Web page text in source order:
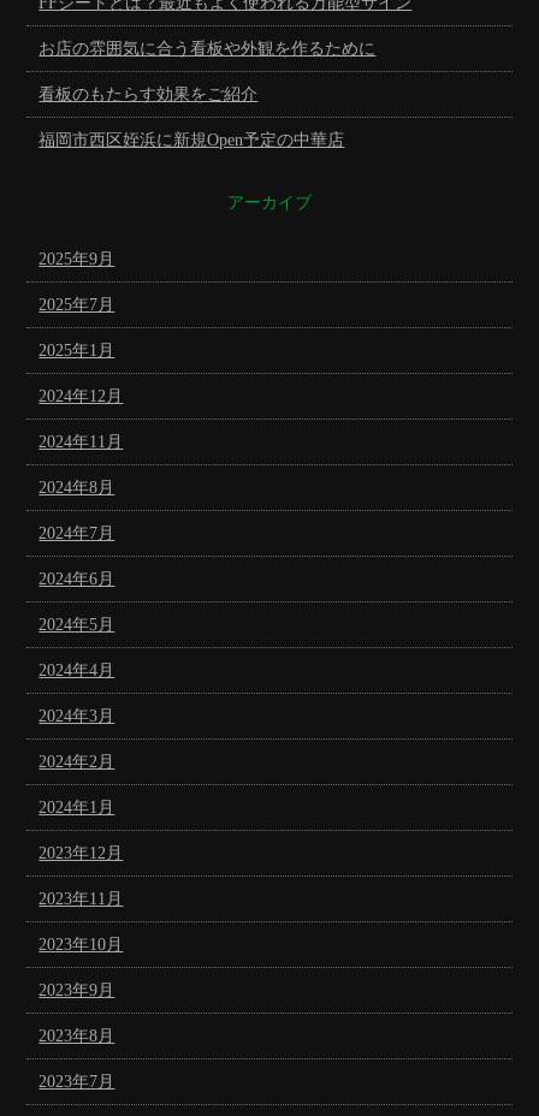
お店の雰囲気に合う看板や外観を作るために
看板のもたらす効果をご紹介
福岡市西区姪浜に新規Open予定の中華店
アーカイブ
2025年9月
2025年7月
2025年1月
2024年12月
2024年11月
2024年8月
2024年7月
2024年6月
2024年5月
2024年4月
2024年3月
2024年2月
2024年1月
2023年12月
2023年11月
2023年10月
2023年9月
2023年8月
2023年7月